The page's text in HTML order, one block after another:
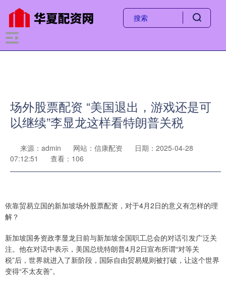
场外股票配资 “美国退出，游戏还是可
以继续”李显龙这样看特朗普关税
来源：admin 网站：信康配资
日期：2025-04-28
07:12:51
查看：106
依靠贸易立国的新加坡场外股票配资，对于4月2日的意义有怎样的理
解？
新加坡国务资政李显龙日前与新加坡全国职工总会的对话引发广泛关
注。他在对话中表示，美国总统特朗普4月2日宣布所谓“对等关
税”后，世界就进入了新阶段，国际自由贸易规则被打破，让这个世界
变得“不太友善”。